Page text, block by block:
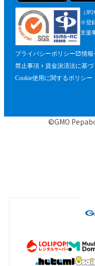
（
※登
支援
プライバシーポリシー 情報
禁止事項
資金決済法に基
Cookie使用に関するポリシー
©GMO